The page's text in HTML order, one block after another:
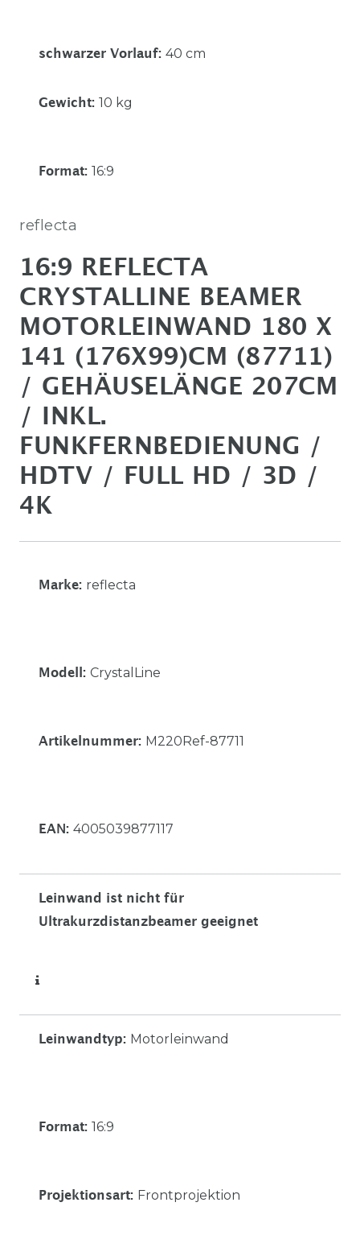
schwarzer Vorlauf: 40 cm
Gewicht: 10 kg
Format: 16:9
reflecta
16:9 REFLECTA
CRYSTALLINE BEAMER
MOTORLEINWAND 180 X
141 (176X99)CM (87711)
/ GEHÄUSELÄNGE 207CM
/ INKL.
FUNKFERNBEDIENUNG /
HDTV / FULL HD / 3D /
4K
Marke: reflecta
Modell: CrystalLine
Artikelnummer: M220Ref-87711
EAN: 4005039877117
Leinwand ist nicht für
Ultrakurzdistanzbeamer geeignet
Leinwandtyp: Motorleinwand
Format: 16:9
Projektionsart: Frontprojektion